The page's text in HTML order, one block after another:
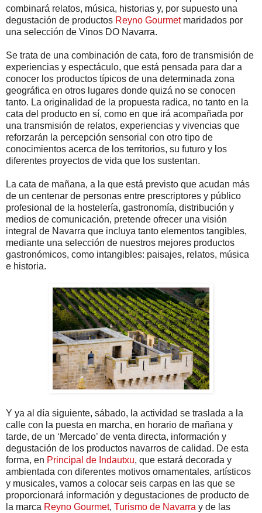
combinará relatos, música, historias y, por supuesto una
degustación de productos Reyno Gourmetmaridados por
una selección de Vinos DO Navarra.
Se trata de una combinación de cata, foro de transmisión de
experiencias y espectáculo, que está pensada para dar a
conocer los productos típicos de una determinada zona
geográfica en otros lugares donde quizá no se conocen
tanto. La originalidad de la propuesta radica, no tanto en la
cata del producto en sí, como en que irá acompañada por
una transmisión de relatos, experiencias y vivencias que
reforzarán la percepción sensorial con otro tipo de
conocimientos acerca de los territorios, su futuro y los
diferentes proyectos de vida que los sustentan.
La cata de mañana, a la que está previsto que acudan más
de un centenar de personas entre prescriptores y público
profesional de la hostelería, gastronomía, distribución y
medios de comunicación, pretende ofrecer una visión
integral de Navarra que incluya tanto elementos tangibles,
mediante una selección de nuestros mejores productos
gastronómicos, como intangibles: paisajes, relatos, música
e historia.
Y ya al día siguiente, sábado, la actividad se traslada a la
calle con la puesta en marcha, en horario de mañana y
tarde, de un ‘Mercado’ de venta directa, información y
degustación de los productos navarros de calidad. De esta
forma, en Principal de Indautxu, que estará decorada y
ambientada con diferentes motivos ornamentales, artísticos
y musicales, vamos a colocar seis carpas en las que se
proporcionará información y degustaciones de producto de
la marca Reyno Gourmet, Turismo de Navarra y de las